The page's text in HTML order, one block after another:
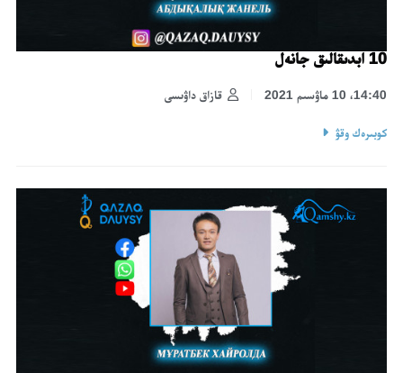
10 ابدىقالىق جانەل
قازاق داۋىسى 14:40، 10 ماۋسىم 2021
كوبىرەك وقۋ